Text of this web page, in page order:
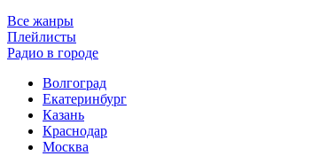
Все жанры
Плейлисты
Радио в городе
Волгоград
Екатеринбург
Казань
Краснодар
Москва